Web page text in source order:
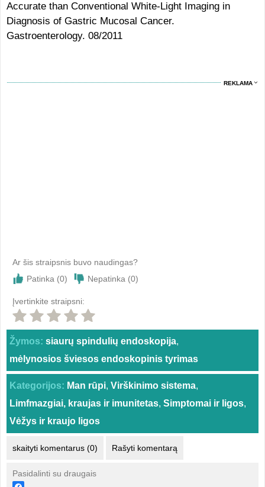
Accurate than Conventional White-Light Imaging in
Diagnosis of Gastric Mucosal Cancer.
Gastroenterology. 08/2011
REKLAMA
Ar šis straipsnis buvo naudingas?
Patinka (0) Nepatinka (0)
Įvertinkite straipsni:
Žymos: siaurų spindulių endoskopija,
mėlynosios šviesos endoskopinis tyrimas
Kategorijos: Man rūpi, Virškinimo sistema,
Limfmazgiai, kraujas ir imunitetas, Simptomai ir ligos,
Vėžys ir kraujo ligos
skaityti komentarus (0) Rašyti komentarą
Pasidalinti su draugais